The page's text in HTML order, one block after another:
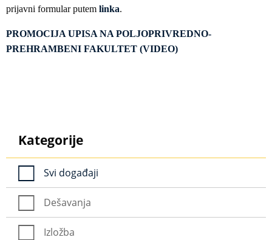
prijavni formular putem linka.
PROMOCIJA UPISA NA POLJOPRIVREDNO-
PREHRAMBENI FAKULTET (VIDEO)
Kategorije
Svi događaji
Dešavanja
Izložba